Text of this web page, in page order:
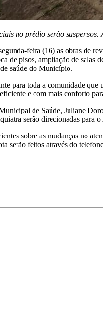
no prédio serão
feira (16) as obras de
de pisos, ampliação de salas
saúde do Município.
para toda a comunidade que
e com mais conforto
de Saúde, Juliane
serão direcionadas para
sobre as mudanças no
serão feitos através do